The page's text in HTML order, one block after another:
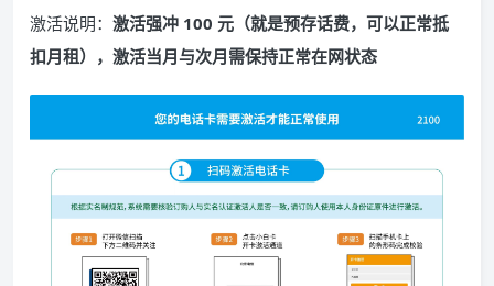
激活说明： 激活强冲 100 元（就是预存话费，可以正常抵
扣月租），激活当月与次月需保持正常在网状态